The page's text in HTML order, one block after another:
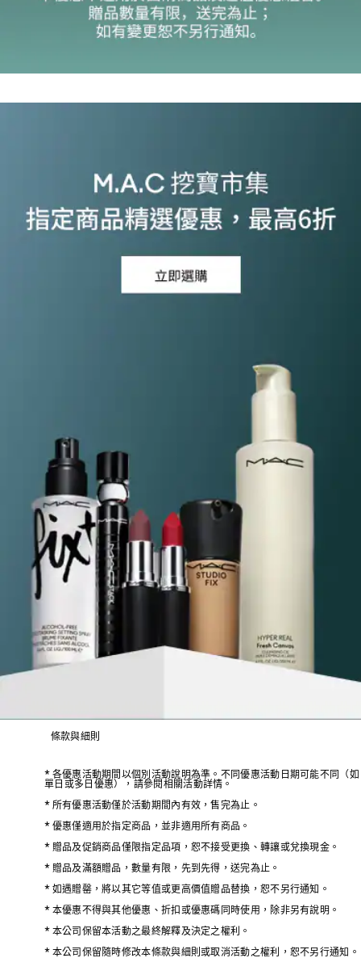
條款與細則
* 各優惠活動期間以個別活動說明為準。不同優惠活動日期可能不同（如
單日或多日優惠），請參閱相關活動詳情。
* 所有優惠活動僅於活動期間內有效，售完為止。
* 優惠僅適用於指定商品，並非適用所有商品。
* 贈品及促銷商品僅限指定品項，恕不接受更換、轉讓或兌換現金。
* 贈品及滿額贈品，數量有限，先到先得，送完為止。
* 如遇贈罄，將以其它等值或更高價值贈品替換，恕不另行通知。
* 本優惠不得與其他優惠、折扣或優惠碼同時使用，除非另有說明。
* 本公司保留本活動之最終解釋及決定之權利。
* 本公司保留隨時修改本條款與細則或取消活動之權利，恕不另行通知。